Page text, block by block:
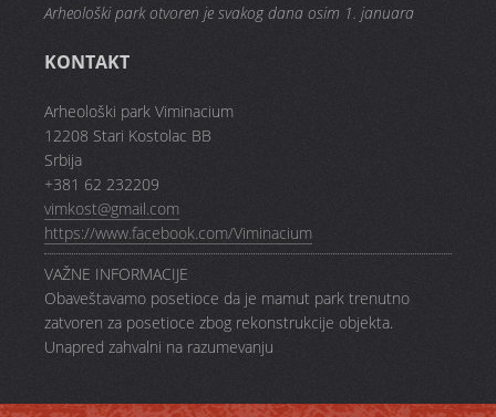
Arheološki park otvoren je svakog dana osim 1. januara
KONTAKT
Arheološki park Viminacium
12208 Stari Kostolac BB
Srbija
+381 62 232209
vimkost@gmail.com
https://www.facebook.com/Viminacium
VAŽNE INFORMACIJE
Obaveštavamo posetioce da je mamut park trenutno
zatvoren za posetioce zbog rekonstrukcije objekta.
Unapred zahvalni na razumevanju